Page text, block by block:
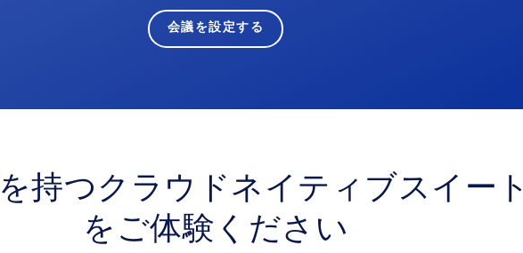
会議を設定する
持つクラウドネイティブスイート
をご体験ください